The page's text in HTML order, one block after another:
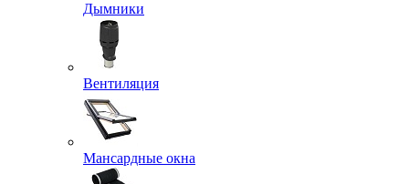
Дымники
Вентиляция
Мансардные окна